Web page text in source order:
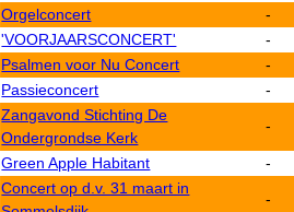
Orgelconcert
-
'VOORJAARSCONCERT'
-
Psalmen voor Nu Concert
-
Passieconcert
-
Zangavond Stichting De
Ondergrondse Kerk
-
Green Apple Habitant -
Concert op d.v. 31 maart in
-